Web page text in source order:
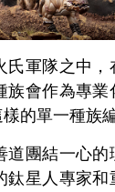
氏軍隊之中
族會作為專
的單一種族編
團結一心
鈦星人專家